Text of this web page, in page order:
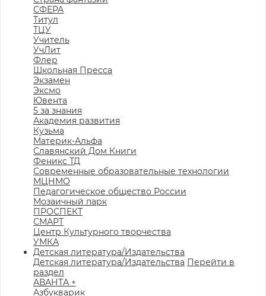
СФЕРА
Титул
ТЦУ
Учитель
УчЛит
Флер
Школьная Пресса
Экзамен
Эксмо
Ювента
5 за знания
Академия развития
Кузьма
Материк-Альфа
Славянский Дом Книги
Феникс ТД
Современные образовательные технологии
МЦНМО
Педагогическое общество России
Мозаичный парк
ПРОСПЕКТ
СМАРТ
Центр Культурного творчества
УМКА
Детская литература/Издательства
Детская литература/Издательства Перейти в
раздел
АВАНТА +
Азбукварик